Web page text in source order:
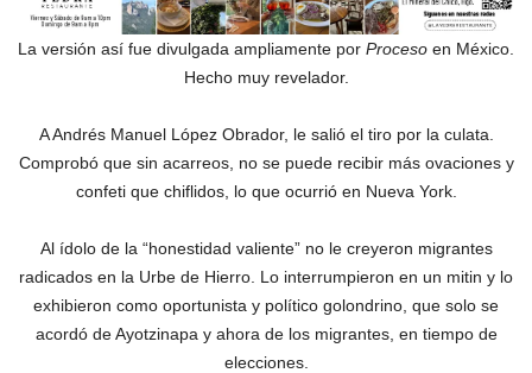
La versión así fue divulgada ampliamente por Proceso en México.
Hecho muy revelador.
A Andrés Manuel López Obrador, le salió el tiro por la culata.
Comprobó que sin acarreos, no se puede recibir más ovaciones y
confeti que chiflidos, lo que ocurrió en Nueva York.
Al ídolo de la “honestidad valiente” no le creyeron migrantes
radicados en la Urbe de Hierro. Lo interrumpieron en un mitin y lo
exhibieron como oportunista y político golondrino, que solo se
acordó de Ayotzinapa y ahora de los migrantes, en tiempo de
elecciones.